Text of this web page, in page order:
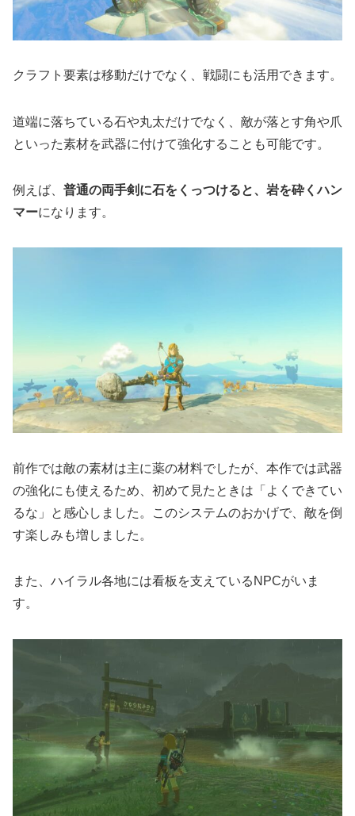
クラフト要素は移動だけでなく、戦闘にも活用できます。
道端に落ちている石や丸太だけでなく、敵が落とす角や爪
といった素材を武器に付けて強化することも可能です。
例えば、 普通の両手剣に石をくっつけると、岩を砕くハン
マーになります。
前作では敵の素材は主に薬の材料でしたが、本作では武器
の強化にも使えるため、初めて見たときは「よくできてい
るな」と感心しました。このシステムのおかげで、敵を倒
す楽しみも増しました。
また、ハイラル各地には看板を支えているNPCがいま
す。